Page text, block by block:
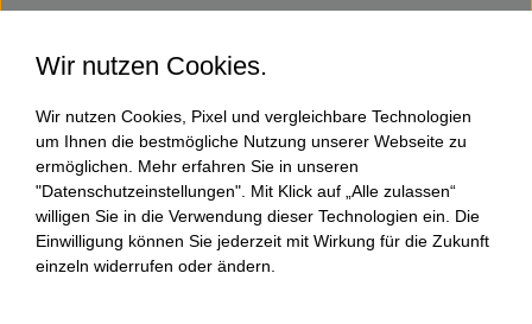
Wir nutzen Cookies.
Wir nutzen Cookies, Pixel und vergleichbare Technologien
um Ihnen die bestmögliche Nutzung unserer Webseite zu
ermöglichen. Mehr erfahren Sie in unseren
"Datenschutzeinstellungen". Mit Klick auf „Alle zulassen“
willigen Sie in die Verwendung dieser Technologien ein. Die
Einwilligung können Sie jederzeit mit Wirkung für die Zukunft
einzeln widerrufen oder ändern.